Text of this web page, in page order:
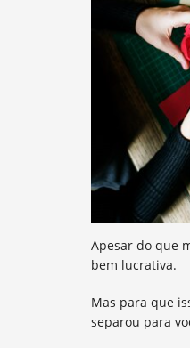
Apesar do que
bem lucrativa.
Mas para que
separou para